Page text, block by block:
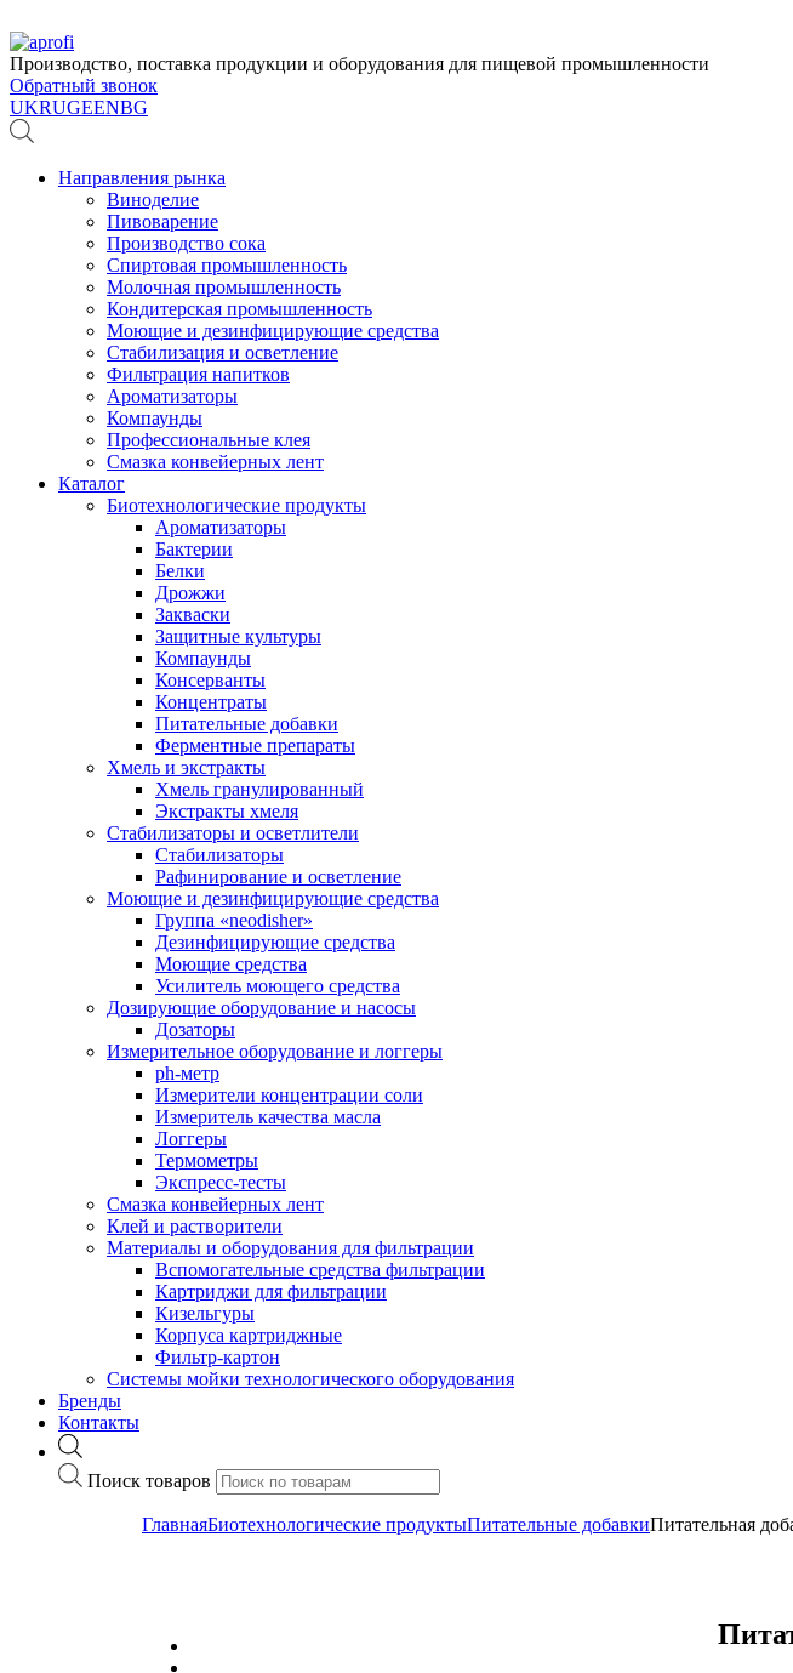
Производство, поставка продукции и оборудования для пищевой промышленности
Обратный звонок
UKRUGEENBG
Направления рынка
Виноделие
Пивоварение
Производство сока
Спиртовая промышленность
Молочная промышленность
Кондитерская промышленность
Моющие и дезинфицирующие средства
Стабилизация и осветление
Фильтрация напитков
Ароматизаторы
Компаунды
Профессиональные клея
Смазка конвейерных лент
Каталог
Биотехнологические продукты
Ароматизаторы
Бактерии
Белки
Дрожжи
Закваски
Защитные культуры
Компаунды
Консерванты
Концентраты
Питательные добавки
Ферментные препараты
Хмель и экстракты
Хмель гранулированный
Экстракты хмеля
Cтабилизаторы и осветлители
Стабилизаторы
Рафинирование и осветление
Моющие и дезинфицирующие средства
Группа «neodisher»
Дезинфицирующие средства
Моющие средства
Усилитель моющего средства
Дозирующие оборудование и насосы
Дозаторы
Измерительное оборудование и логгеры
ph-метр
Измерители концентрации соли
Измеритель качества масла
Логгеры
Термометры
Экспресс-тесты
Cмазка конвейерных лент
Клей и растворители
Материалы и оборудования для фильтрации
Вспомогательные средства фильтрации
Картриджи для фильтрации
Кизельгуры
Корпуса картриджные
Фильтр-картон
Системы мойки технологического оборудования
Бренды
Контакты
Поиск товаров
ГлавнаяБиотехнологические продуктыПитательные добавкиПитательная